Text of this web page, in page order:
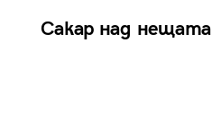
Сакар над нещата